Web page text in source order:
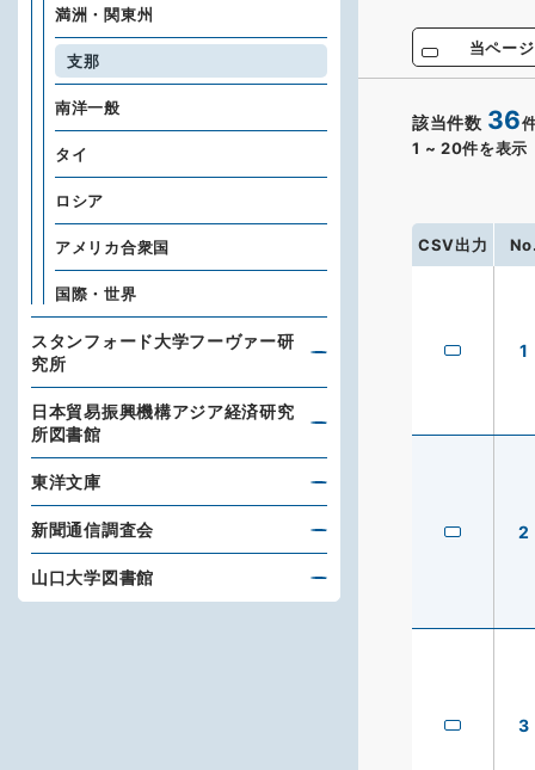
当ペー
該当件数 36
1 ~ 20件を表示
CSV出力
1
2
3
満洲・関東州
支那
南洋一般
タイ
ロシア
アメリカ合衆国
国際・世界
スタンフォード大学フーヴァー研
究所
日本貿易振興機構アジア経済研究
所図書館
東洋文庫
新聞通信調査会
山口大学図書館